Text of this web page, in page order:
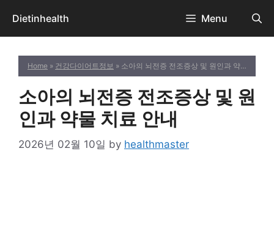
content
Dietinhealth Menu
Home » 건강다이어트정보 » 소아의 뇌전증 전조증상 및 원인과 약물 치료 안내
소아의 뇌전증 전조증상 및 원
인과 약물 치료 안내
2026년 02월 10일 by healthmaster